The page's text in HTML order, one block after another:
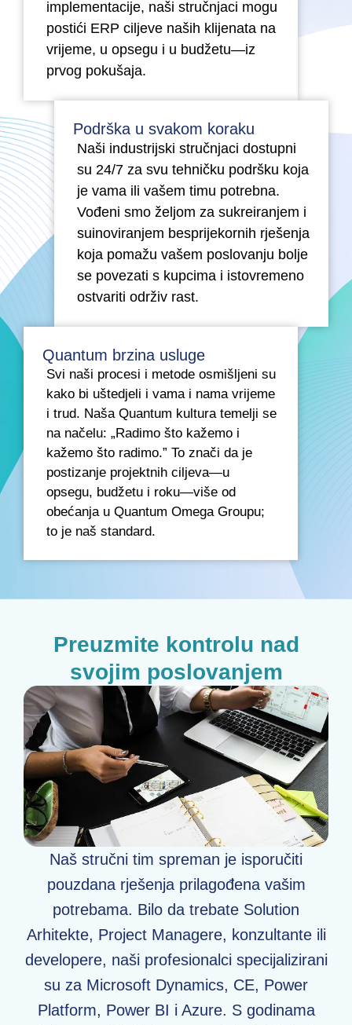
implementacije, naši stručnjaci mogu
postići ERP ciljeve naših klijenata na
vrijeme, u opsegu i u budžetu—iz
prvog pokušaja.
Podrška u svakom koraku
Naši industrijski stručnjaci dostupni
su 24/7 za svu tehničku podršku koja
je vama ili vašem timu potrebna.
Vođeni smo željom za sukreiranjem i
suinoviranjem besprijekornih rješenja
koja pomažu vašem poslovanju bolje
se povezati s kupcima i istovremeno
ostvariti održiv rast.
Quantum brzina usluge
Svi naši procesi i metode osmišljeni su
kako bi uštedjeli i vama i nama vrijeme
i trud. Naša Quantum kultura temelji se
na načelu: „Radimo što kažemo i
kažemo što radimo.” To znači da je
postizanje projektnih ciljeva—u
opsegu, budžetu i roku—više od
obećanja u Quantum Omega Groupu;
to je naš standard.
Preuzmite kontrolu nad
svojim poslovanjem
Naš stručni tim spreman je isporučiti
pouzdana rješenja prilagođena vašim
potrebama. Bilo da trebate Solution
Arhitekte, Project Managere, konzultante ili
developere, naši profesionalci specijalizirani
su za Microsoft Dynamics, CE, Power
Platform, Power BI i Azure. S godinama